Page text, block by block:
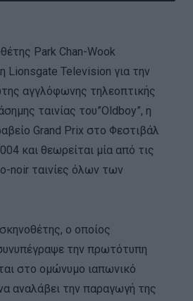
Park Chan-Wook
Lionsgate Television για την
αγγλόφωνης τηλεοπτικής
ταινίας του”Oldboy”, η
Grand Prix στο Φεστιβάλ
και θεωρείται μία από τις
noir ταινίες όλων των
ο οποίος
την πρωτότυπη
στο ομώνυμο ιαπωνικό
αναλάβει την παραγωγή της